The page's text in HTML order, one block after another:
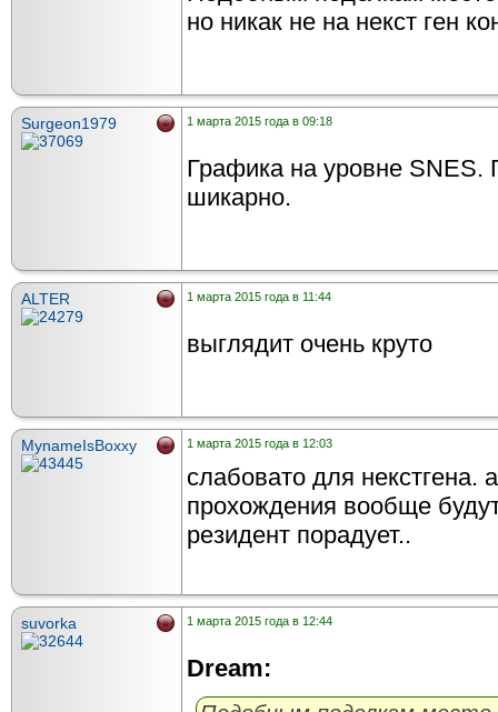
но никак не на некст ген
Surgeon1979 1 марта 2015 года в 09:18
Графика на уровне SNES.
шикарно.
ALTER 1 марта 2015 года в 11:44
выглядит очень круто
MynameIsBoxxy 1 марта 2015 года в 12:03
слабовато для некстгена.
прохождения вообще
резидент порадует..
suvorka 1 марта 2015 года в 12:44
Dream: